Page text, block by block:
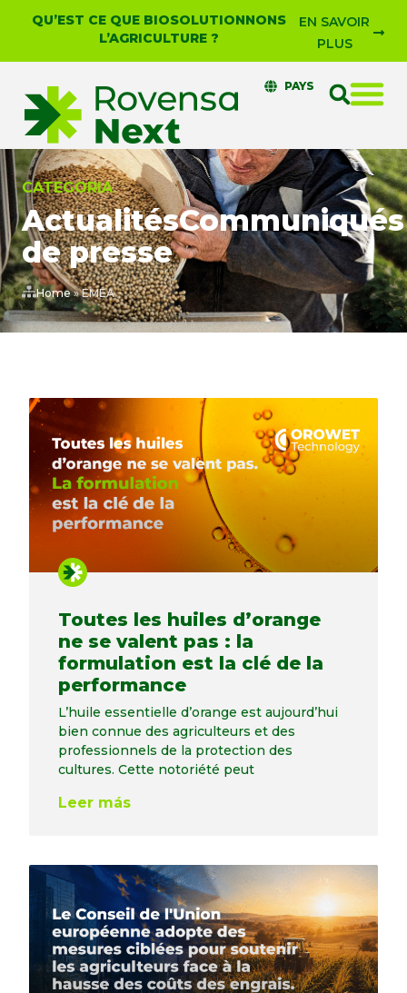
QU’EST CE QUE BIOSOLUTIONNONS
L’AGRICULTURE ?
EN SAVOIR
PLUS
PAYS
CATEGORIA
ActualitésCommuniqués
de presse
Home»EMEA
Toutes les huiles d’orange
ne se valent pas : la
formulation est la clé de la
performance
L’huile essentielle d’orange est aujourd’hui
bien connue des agriculteurs et des
professionnels de la protection des
cultures. Cette notoriété peut
Leer más